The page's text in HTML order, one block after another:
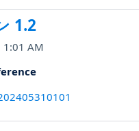
1.2
1:01 AM